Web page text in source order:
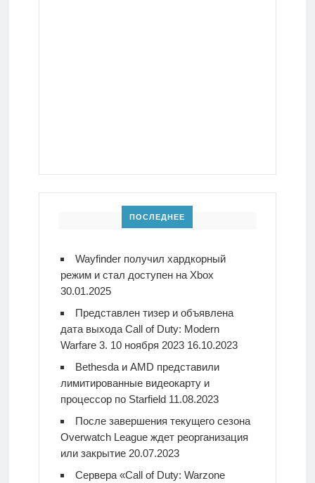
ПОСЛЕДНЕЕ
Wayfinder получил хардкорный
режим и стал доступен на Xbox
30.01.2025
Представлен тизер и объявлена
дата выхода Call of Duty: Modern
Warfare 3. 10 ноября 2023 16.10.2023
Bethesda и AMD представили
лимитированные видеокарту и
процессор по Starfield 11.08.2023
После завершения текущего сезона
Overwatch League ждет реорганизация
или закрытие 20.07.2023
Сервера «Call of Duty: Warzone